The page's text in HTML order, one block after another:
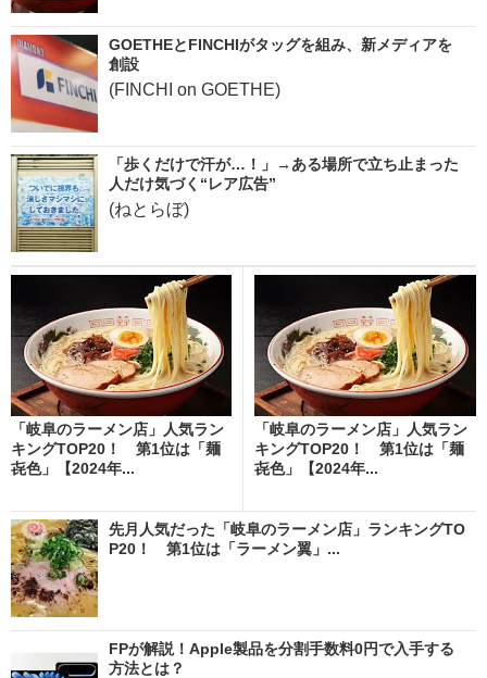
GOETHEとFINCHIがタッグを組み、新メディアを
創設
(FINCHI on GOETHE)
「歩くだけで汗が…！」→ある場所で立ち止まった
人だけ気づく“レア広告”
(ねとらぼ)
「岐阜のラーメン店」人気ラン
キングTOP20！ 第1位は「麺
㐂色」【2024年...
「岐阜のラーメン店」人気ラン
キングTOP20！ 第1位は「麺
㐂色」【2024年...
先月人気だった「岐阜のラーメン店」ランキングTO
P20！ 第1位は「ラーメン翼」...
FPが解説！Apple製品を分割手数料0円で入手する
方法とは？